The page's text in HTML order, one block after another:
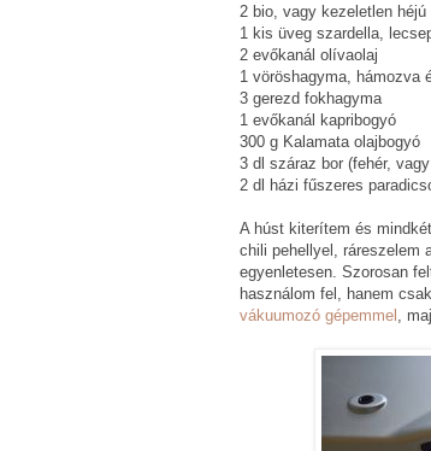
2 bio, vagy kezeletlen
1 kis üveg szardella,
2 evőkanál olívaolaj
1 vöröshagyma, hámozva
3 gerezd fokhagyma
1 evőkanál kapribogyó
300 g Kalamata olajbogyó
3 dl száraz bor (fehér,
2 dl házi fűszeres
A húst kiterítem és
chili pehellyel, ráreszelem
egyenletesen. Szorosan
használom fel, hanem
vákuumozó gépemmel ,